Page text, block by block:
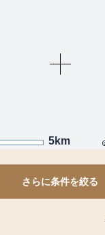
5km
さらに条件を絞る